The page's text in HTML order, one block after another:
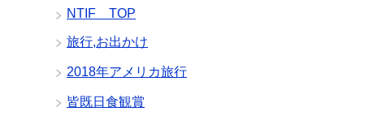
NTIF TOP
旅行,お出かけ
2018年アメリカ旅行
皆既日食観賞